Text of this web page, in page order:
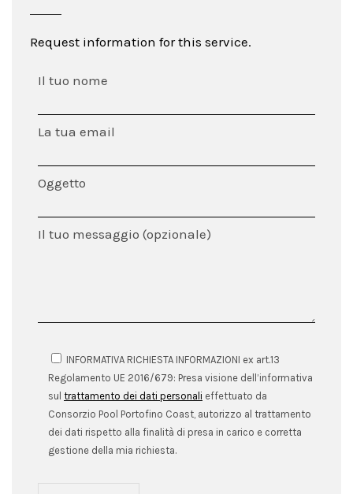
Request information for this service.
Il tuo nome
La tua email
Oggetto
Il tuo messaggio (opzionale)
INFORMATIVA RICHIESTA INFORMAZIONI ex art.13
Regolamento UE 2016/679: Presa visione dell’informativa
sul trattamento dei dati personali effettuato da
Consorzio Pool Portofino Coast, autorizzo al trattamento
dei dati rispetto alla finalità di presa in carico e corretta
gestione della mia richiesta.